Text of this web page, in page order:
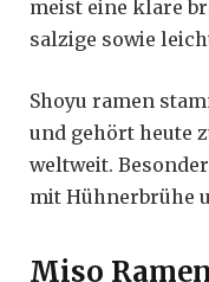
meist eine klare
salzige sowie
Shoyu ramen
und gehört heute
weltweit.
mit Hühnerbrühe
Miso